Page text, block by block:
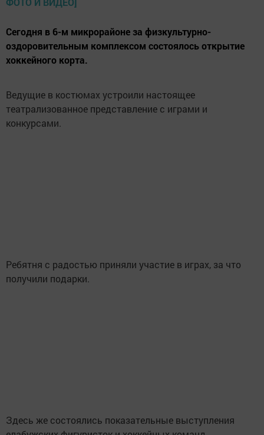
Сегодня в 6-м микрорайоне за физкультурно-
оздоровительным комплексом состоялось открытие
хоккейного корта.
Ведущие в костюмах устроили настоящее
театрализованное представление с играми и
конкурсами.
Ребятня с радостью приняли участие в играх, за что
получили подарки.
Здесь же состоялись показательные выступления